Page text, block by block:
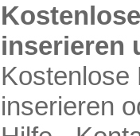
inserieren
Kostenlose
inserieren